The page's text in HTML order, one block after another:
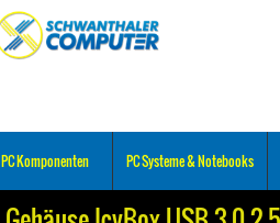
PC Komponenten PC Systeme & Notebooks